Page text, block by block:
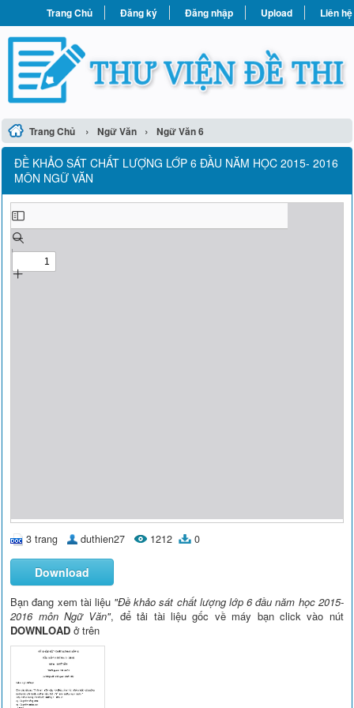
Trang Chủ Đăng ký Đăng nhập Upload Liên hệ
Trang Chủ › Ngữ Văn › Ngữ Văn 6
ĐỀ KHẢO SÁT CHẤT LƯỢNG LỚP 6 ĐẦU NĂM HỌC 2015- 2016
MÔN NGỮ VĂN
3 trang duthien27 1212 0
Download
Bạn đang xem tài liệu "Đề khảo sát chất lượng lớp 6 đầu năm học 2015-
2016 môn Ngữ Văn", để tải tài liệu gốc về máy bạn click vào nút
DOWNLOAD ở trên